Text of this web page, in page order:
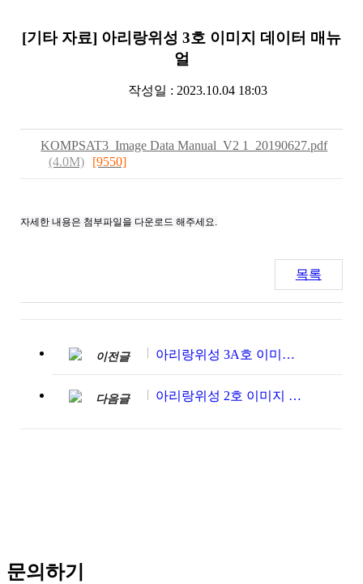
[기타 자료] 아리랑위성 3호 이미지 데이터 매뉴
얼
작성일 : 2023.10.04 18:03
KOMPSAT3_Image Data Manual_V2 1_20190627.pdf
(4.0M)
[9550]
자세한 내용은 첨부파일을 다운로드 해주세요.
목록
이전글 아리랑위성 3A호 이미지 데이터 매뉴얼
아리랑위성 2호 이미지 데이터 매뉴얼
다음글
문의하기